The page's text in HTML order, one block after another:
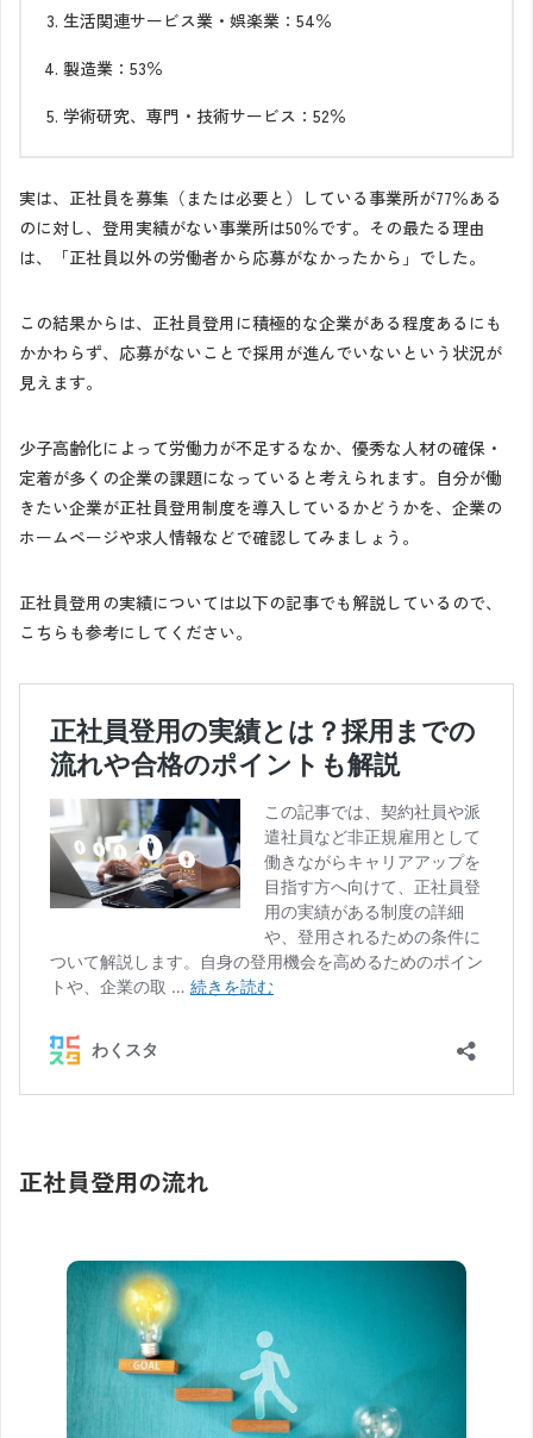
生活関連サービス業・娯楽業：54％
製造業：53％
学術研究、専門・技術サービス：52％
実は、正社員を募集（または必要と）している事業所が77％ある
のに対し、登用実績がない事業所は50％です。その最たる理由
は、「正社員以外の労働者から応募がなかったから」でした。
この結果からは、正社員登用に積極的な企業がある程度あるにも
かかわらず、応募がないことで採用が進んでいないという状況が
見えます。
少子高齢化によって労働力が不足するなか、優秀な人材の確保・
定着が多くの企業の課題になっていると考えられます。自分が働
きたい企業が正社員登用制度を導入しているかどうかを、企業の
ホームページや求人情報などで確認してみましょう。
正社員登用の実績については以下の記事でも解説しているので、
こちらも参考にしてください。
正社員登用の流れ